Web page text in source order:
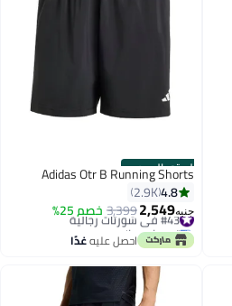
الستور الرسمي
Adidas Otr B Running Shorts
4.8
2.9K
جنيه2,549
3,399خصم 25% #43 في شورتات رجالية
توصيل مجاني
#43 في شورتات رجالية احصل عليهغدًا